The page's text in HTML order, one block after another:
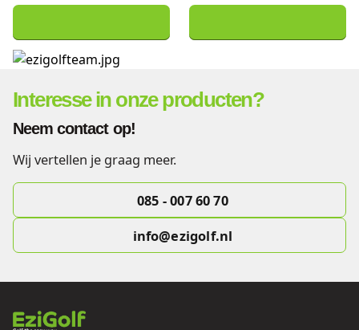
Interesse in onze producten?
Neem contact op!
Wij vertellen je graag meer.
085 - 007 60 70
info@ezigolf.nl